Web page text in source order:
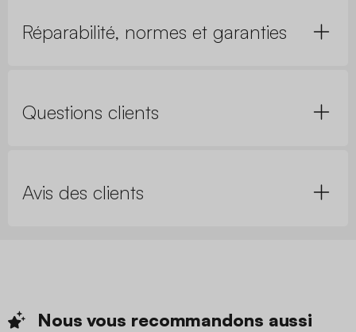
Réparabilité, normes et garanties
Questions clients
Avis des clients
Nous vous recommandons aussi